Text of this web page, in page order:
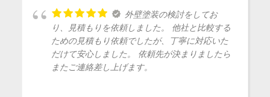
外壁塗装の検討をしてお
り、見積もりを依頼しました。 他社と比較する
ための見積もり依頼でしたが、丁寧に対応いた
だけて安心しました。 依頼先が決まりましたら
またご連絡差し上げます。